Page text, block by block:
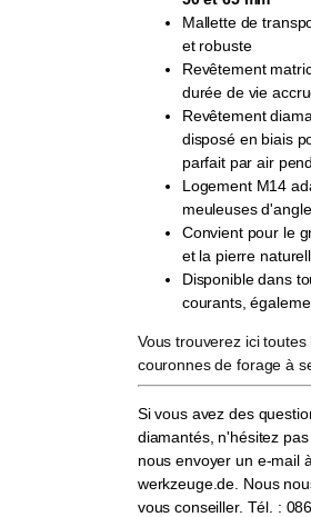
Mallette de
et robuste
Revêtement
durée de vie
Revêtement
disposé en biais
parfait par air
Logement M14
meuleuses d'angle
Convient pour le
et la pierre
Disponible dans
courants,
Vous trouverez ici
couronnes de forage à
Si vous avez des
diamantés, n'hésitez
nous envoyer un e-mail
werkzeuge.de. Nous
vous conseiller. Tél. :